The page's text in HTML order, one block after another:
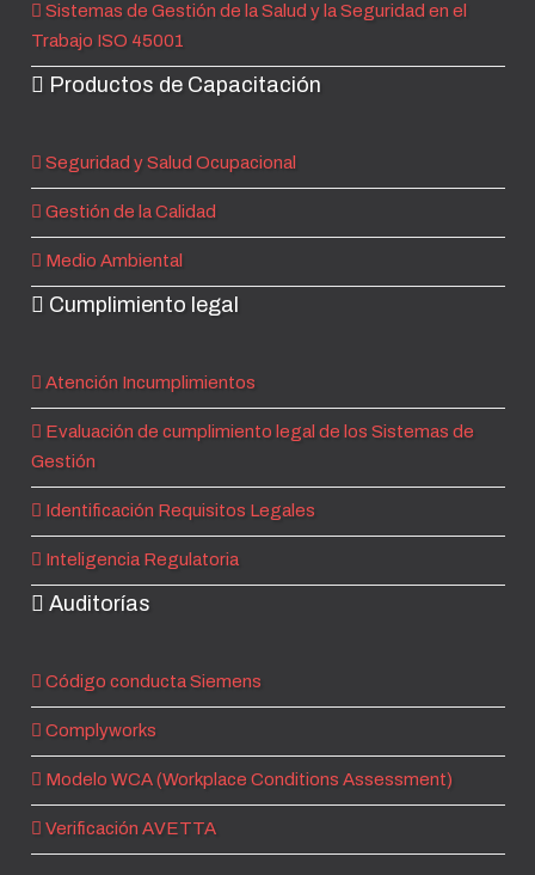
Sistemas de Gestión de la Salud y la Seguridad en el
Trabajo ISO 45001
Productos de Capacitación
Seguridad y Salud Ocupacional
Gestión de la Calidad
Medio Ambiental
Cumplimiento legal
Atención Incumplimientos
Evaluación de cumplimiento legal de los Sistemas de
Gestión
Identificación Requisitos Legales
Inteligencia Regulatoria
Auditorías
Código conducta Siemens
Complyworks
Modelo WCA (Workplace Conditions Assessment)
Verificación AVETTA